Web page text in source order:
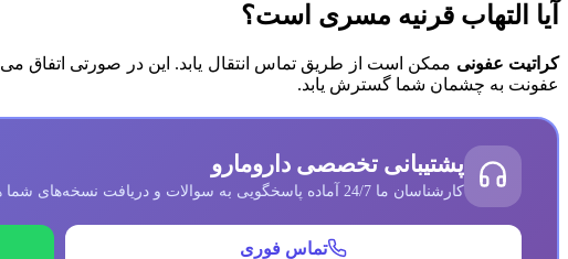
آیا التهاب قرنیه مسری است؟
کراتیت عفونی ممکن است از طریق تماس انتقال یابد. این در صورتی اتفاق
عفونت به چشمان شما گسترش یابد.
پشتیبانی تخصصی دارومارو
کارشناسان ما 24/7 آماده پاسخگویی به سوالات و دریافت نسخه‌های شما هستند
تماس فوری